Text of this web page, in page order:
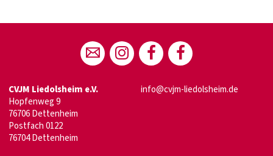
CVJM Liedolsheim e.V.
Hopfenweg 9
76706 Dettenheim
Postfach 0122
76704 Dettenheim
info@cvjm-liedolsheim.de